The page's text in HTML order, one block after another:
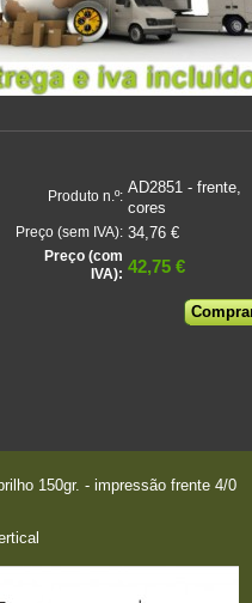
Produto n.º: AD2851 - frente,
cores
Preço (sem IVA): 34,76 €
Preço (com
IVA): 42,75 €
150gr. - impressão frente 4/0